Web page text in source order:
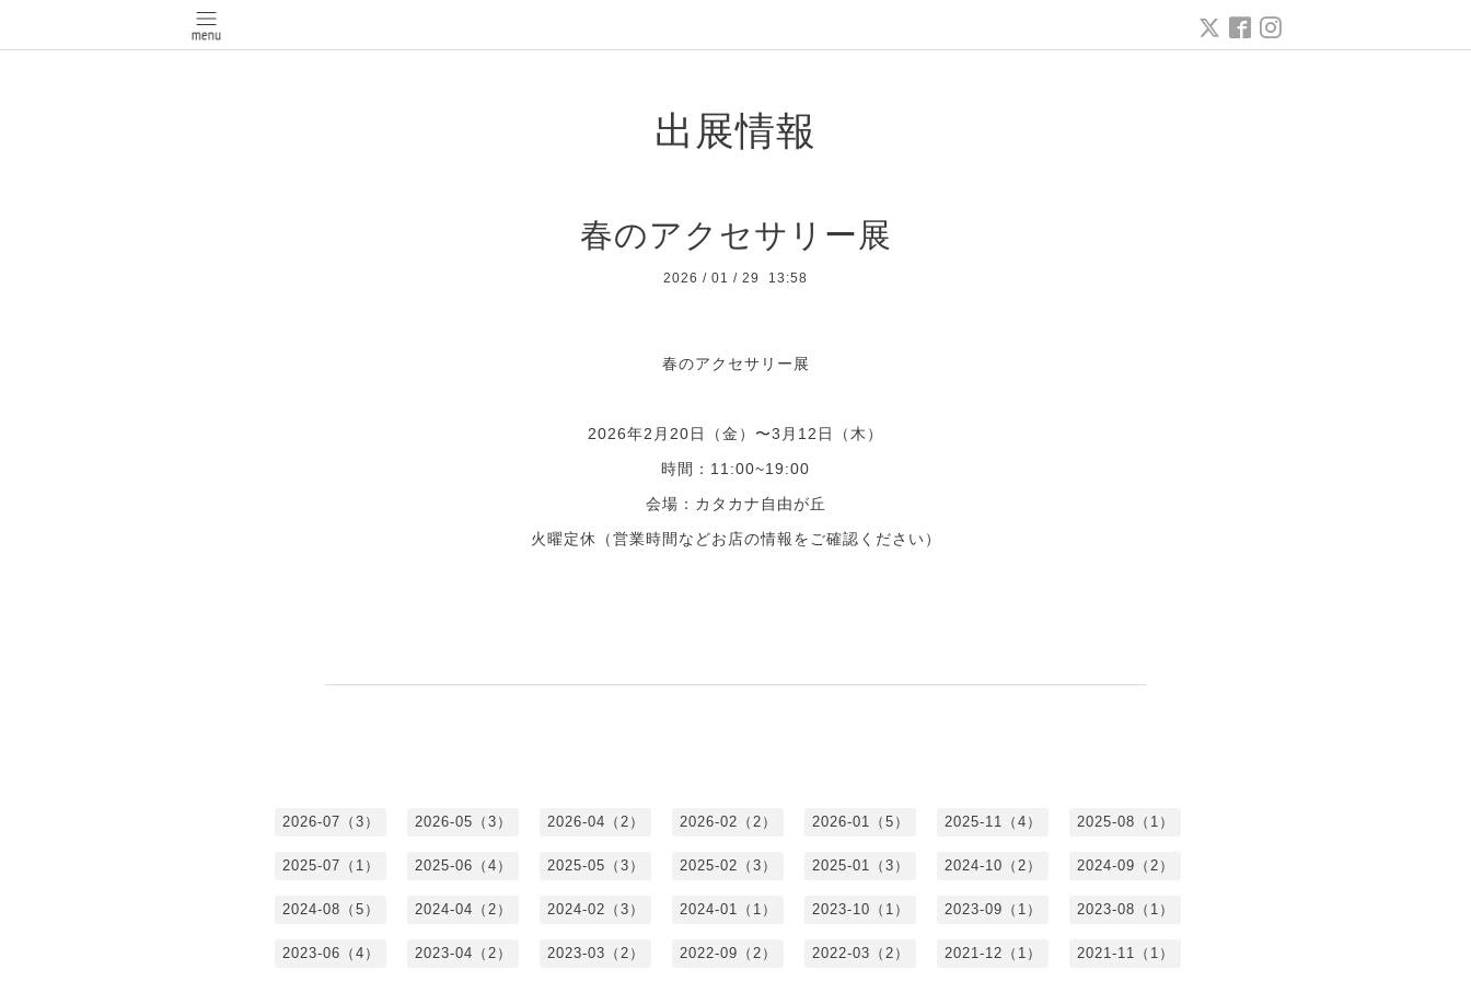
出展情報
春のアクセサリー展
2026 / 01 / 29 13:58
春のアクセサリー展
2026年2月20日（金）〜3月12日（木）
時間：11:00~19:00
会場： カタカナ自由が丘
火曜定休（営業時間などお店の情報をご確認ください）
2026-07（3） 2026-05（3） 2026-04（2） 2026-02（2） 2026-01（5） 2025-11（4） 2025-08（1）
2025-07（1） 2025-06（4） 2025-05（3） 2025-02（3） 2025-01（3） 2024-10（2） 2024-09（2）
2024-08（5） 2024-04（2） 2024-02（3） 2024-01（1） 2023-10（1） 2023-09（1） 2023-08（1）
2023-06（4） 2023-04（2） 2023-03（2） 2022-09（2） 2022-03（2） 2021-12（1） 2021-11（1）